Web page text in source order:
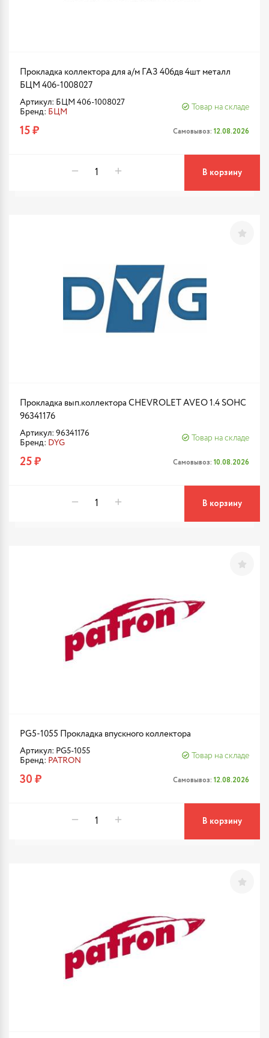
Прокладка коллектора для а/м ГАЗ 406дв 4шт металл
БЦМ 406-1008027
Артикул: БЦМ 406-1008027
Бренд: БЦМ
Товар на складе
15 ₽ Самовывоз: 12.08.2026
В корзину
Прокладка вып.коллектора CHEVROLET AVEO 1.4 SOHC
96341176
Артикул: 96341176
Бренд: DYG
Товар на складе
25 ₽ Самовывоз: 10.08.2026
В корзину
PG5-1055 Прокладка впускного коллектора
Артикул: PG5-1055
Бренд: PATRON
Товар на складе
30 ₽ Самовывоз: 12.08.2026
В корзину